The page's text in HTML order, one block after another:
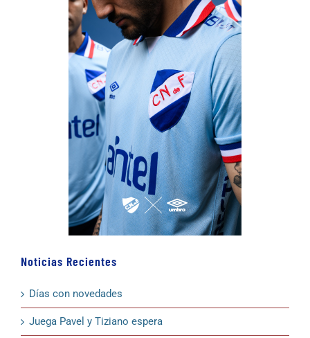
Noticias Recientes
Días con novedades
Juega Pavel y Tiziano espera